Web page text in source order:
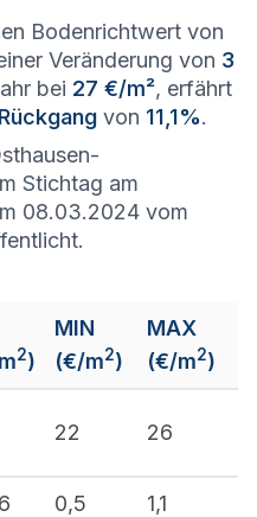
Bodenrichtwert von
Veränderung von 3
bei 27 €/m², erfährt
Rückgang von 11,1%.
Stichtag am
08.03.2024 vom
2)
MIN
(€/m2)
MAX
(€/m2)
22 26
0,5 1,1